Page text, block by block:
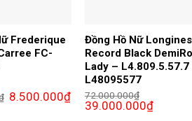
Frederique
FC-
Giá
gốc
8.500.000₫Giá
hiện
Đồng Hồ Nữ Longines
Record Black
Lady – L4.809.5.57.7
L48095577
72.000.000₫
Giá
gốc
39.000.000₫Giá